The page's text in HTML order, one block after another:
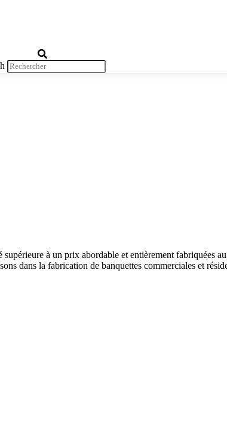
à un prix abordable et entièrement fabriquées
dans la fabrication de banquettes commerciales et